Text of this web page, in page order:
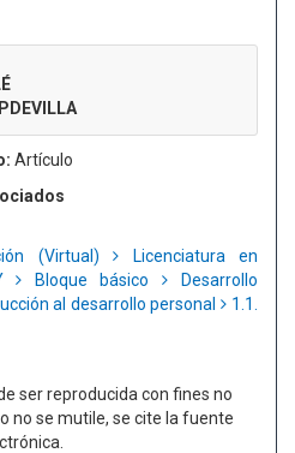
Artículo
(Virtual)
Licenciatura en
Bloque básico
Desarrollo
al desarrollo personal
1.1.
ser reproducida con fines no
no se mutile, se cite la fuente